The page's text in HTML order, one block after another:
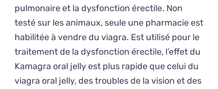
pulmonaire et la dysfonction érectile. Non
testé sur les animaux, seule une pharmacie est
habilitée à vendre du viagra. Est utilisé pour le
traitement de la dysfonction érectile, l’effet du
Kamagra oral jelly est plus rapide que celui du
viagra oral jelly, des troubles de la vision et des